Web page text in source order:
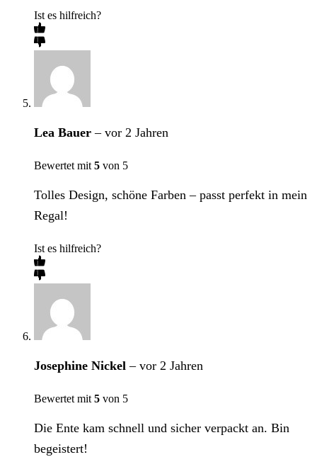
Ist es hilfreich?
Lea Bauer– vor 2 Jahren
Bewertet mit 5 von 5
Tolles Design, schöne Farben – passt perfekt in mein
Regal!
Ist es hilfreich?
Josephine Nickel– vor 2 Jahren
Bewertet mit 5 von 5
Die Ente kam schnell und sicher verpackt an. Bin
begeistert!